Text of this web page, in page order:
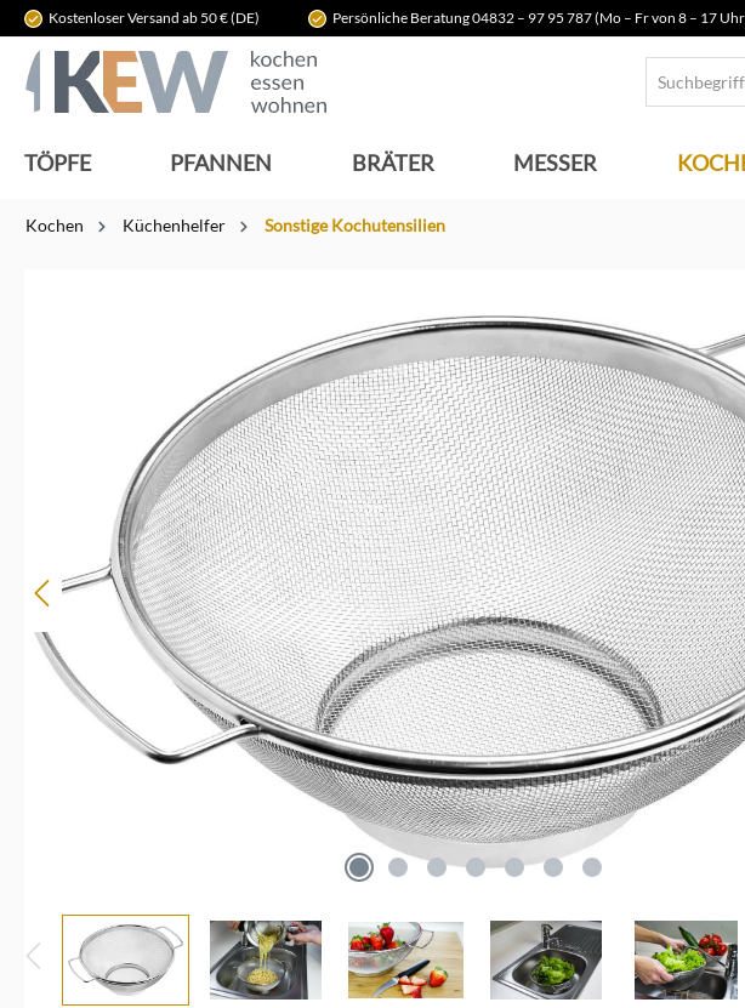
Zur Hauptnavigation springen
Kostenloser Versand ab 50 € (DE) Persönliche Beratung 04832 – 97 95 787 (Mo – Fr von 8 – 17
TÖPFE PFANNEN BRÄTER MESSER
Kochen Küchenhelfer Sonstige Kochutensilien